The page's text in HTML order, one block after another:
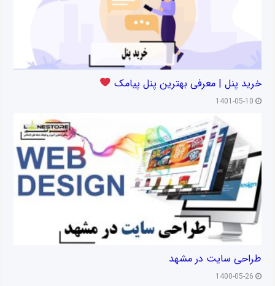
خرید پنل | معرفی بهترین پنل پیامک
1401-05-10
طراحی سایت در مشهد
1400-05-26